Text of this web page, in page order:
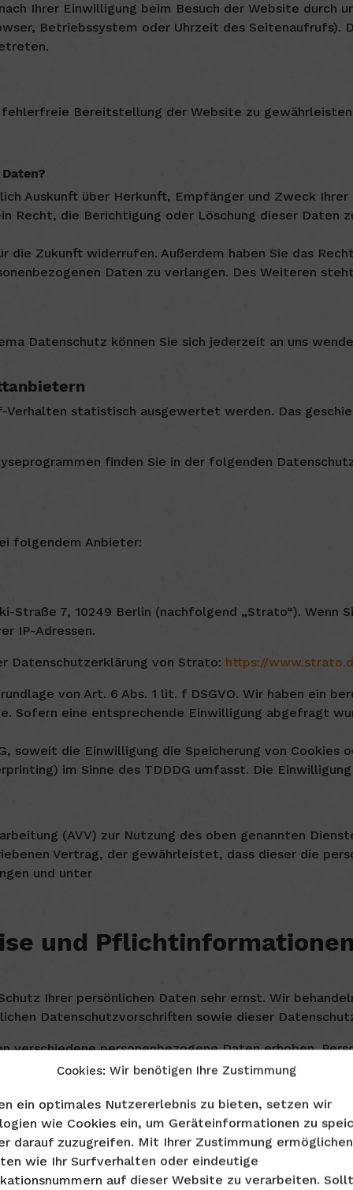
Cookies: Wir benötigen Ihre Zustimmung
ein optimales Nutzererlebnis zu bieten, setzen wir
wie Cookies ein, um Geräteinformationen zu
darauf zuzugreifen. Mit Ihrer Zustimmung
wie Ihr Surfverhalten oder eindeutige
auf dieser Website zu verarbeiten.
Ihrer Einwilligung beim Besuch der Website durch
Betriebssystem oder Uhrzeit des Seitenaufrufs).
Bereitstellung der Website zu
Auskunft über Herkunft, Empfänger und Zweck
Recht, die Berichtigung oder Löschung dieser Daten
die Zukunft widerrufen. Außerdem haben Sie das
Daten zu verlangen. Des Weiteren
Datenschutz können Sie sich jederzeit an uns
Verhalten statistisch ausgewertet werden. Das
finden Sie in der folgenden
folgendem Anbieter:
7, 10249 Berlin (nachfolgend „Strato“). Wenn
IP-Adressen.
Datenschutzerklärung von Strato: https://
von Art. 6 Abs. 1 lit. f DSGVO. Wir haben ein
Sofern eine entsprechende Einwilligung abgefragt
soweit die Einwilligung die Speicherung von
im Sinne des TDDDG umfasst. Die
(AVV) zur Nutzung des oben genannten
Vertrag, der gewährleistet, dass dieser die
und unter
und
Ihrer persönlichen Daten sehr ernst. Wir
Datenschutzvorschriften sowie dieser
verschiedene personenbezogene Daten erhoben.
Die vorliegende Datenschutzerklärung
im Internet (z. B. bei der Kommunikation per
Zugriff durch Dritte ist nicht möglich.